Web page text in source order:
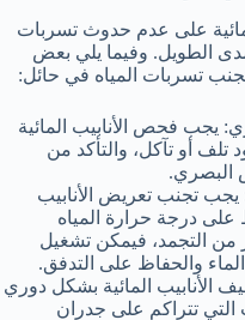
على عدم حدوث تسربات
الطويل. وفيما يلي بعض
تسربات المياه في حائل:
يجب فحص الأنابيب المائية
أو تآكل، والتأكد من
البصري.
يجب تجنب تعريض الأنابيب
على درجة حرارة المياه
من التجمد، فيمكن تشغيل
والحفاظ على التدفق.
الأنابيب المائية بشكل دوري
تتراكم على جدران